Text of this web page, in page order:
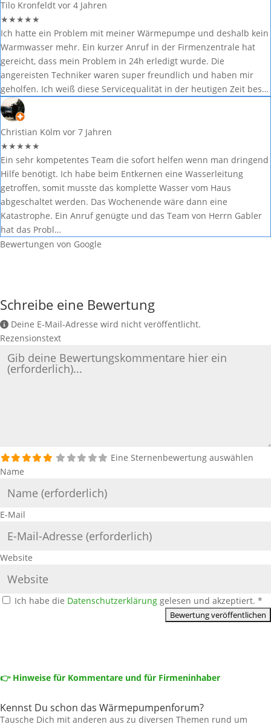
Tilo Kronfeldt vor 4 Jahren
★★★★★
Ich hatte ein Problem mit meiner Wärmepumpe und deshalb kein
Warmwasser mehr. Ein kurzer Anruf in der Firmenzentrale hat
gereicht, dass mein Problem in 24h erledigt wurde. Die
angereisten Techniker waren super freundlich und haben mir
geholfen. Ich weiß diese Servicequalität in der heutigen Zeit bes…
Christian Kölm vor 7 Jahren
★★★★★
Ein sehr kompetentes Team die sofort helfen wenn man dringend
Hilfe benötigt. Ich habe beim Entkernen eine Wasserleitung
getroffen, somit musste das komplette Wasser vom Haus
abgeschaltet werden. Das Wochenende wäre dann eine
Katastrophe. Ein Anruf genügte und das Team von Herrn Gabler
hat das Probl…
Bewertungen von Google
Schreibe eine Bewertung
Deine E-Mail-Adresse wird nicht veröffentlicht.
Rezensionstext
Eine Sternenbewertung auswählen
Name
E-Mail
Website
Ich habe die Datenschutzerklärung gelesen und akzeptiert. *
👉 Hinweise für Kommentare und für Firmeninhaber
Kennst Du schon das Wärmepumpenforum?
Tausche Dich mit anderen aus zu diversen Themen rund um